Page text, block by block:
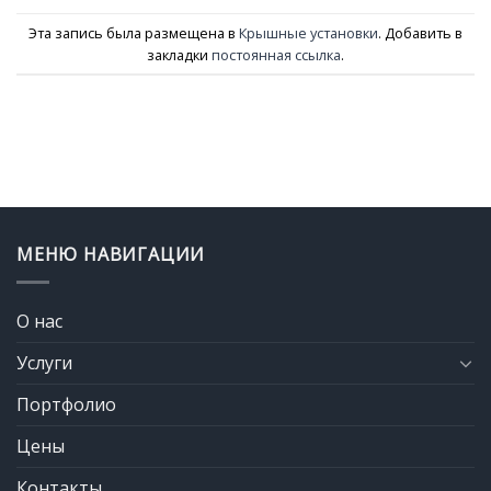
Эта запись была размещена в Крышные установки. Добавить в
закладки постоянная ссылка.
МЕНЮ НАВИГАЦИИ
О нас
Услуги
Портфолио
Цены